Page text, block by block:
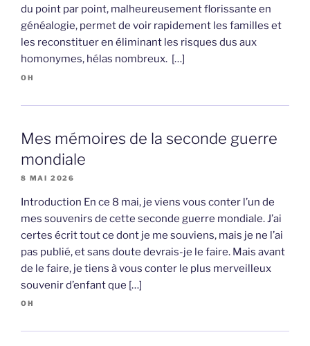
du point par point, malheureusement florissante en
généalogie, permet de voir rapidement les familles et
les reconstituer en éliminant les risques dus aux
homonymes, hélas nombreux. […]
OH
Mes mémoires de la seconde guerre
mondiale
8 MAI 2026
Introduction En ce 8 mai, je viens vous conter l’un de
mes souvenirs de cette seconde guerre mondiale. J’ai
certes écrit tout ce dont je me souviens, mais je ne l’ai
pas publié, et sans doute devrais-je le faire. Mais avant
de le faire, je tiens à vous conter le plus merveilleux
souvenir d’enfant que […]
OH